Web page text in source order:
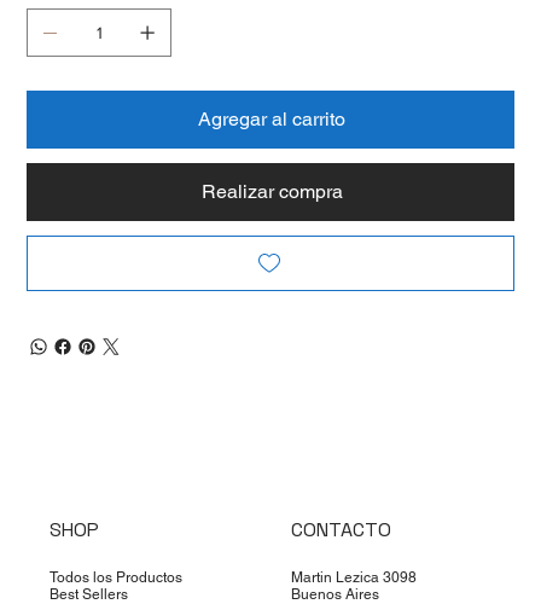
Agregar al carrito
Realizar compra
SHOP
Todos los Productos
Best Sellers
CONTACTO
Martin Lezica 3098
Buenos Aires